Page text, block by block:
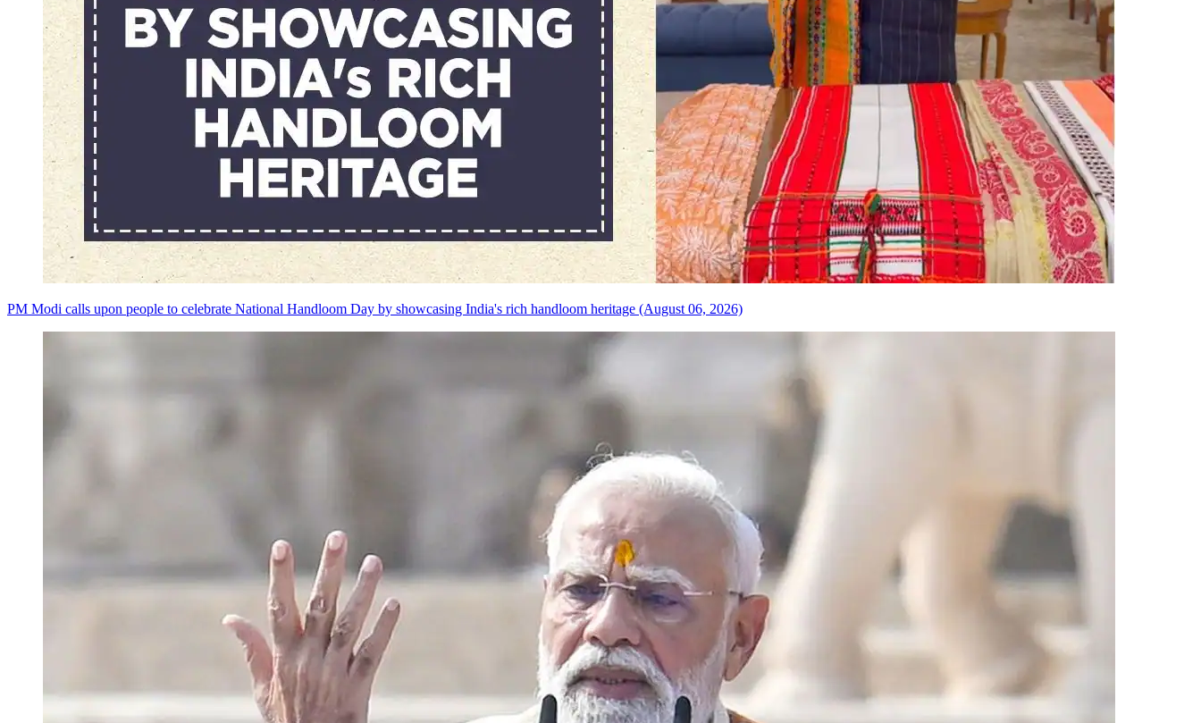
PM Modi calls upon people to celebrate National Handloom Day by showcasing India's rich handloom heritage (August 06, 2026)